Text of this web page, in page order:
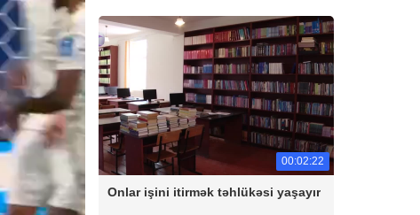
00:02:22
Onlar işini itirmək təhlükəsi yaşayır